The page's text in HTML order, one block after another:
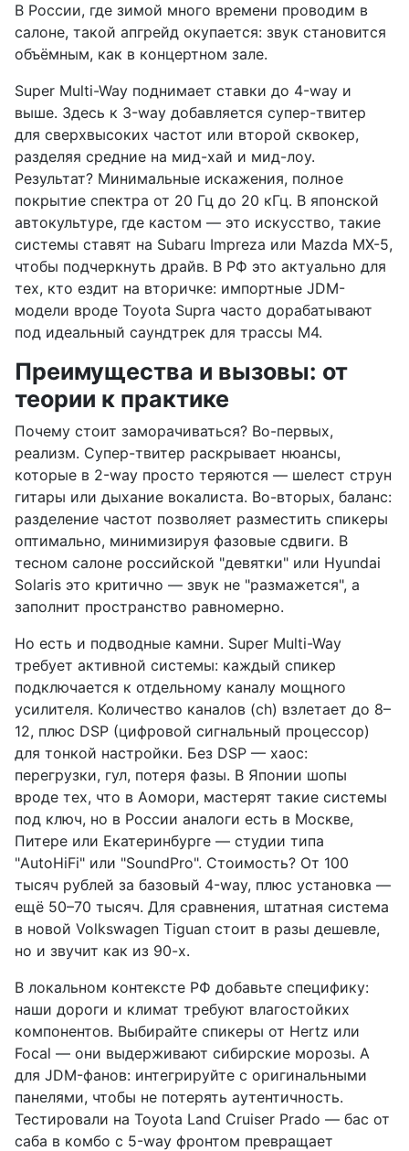
В России, где зимой много времени проводим в
салоне, такой апгрейд окупается: звук становится
объёмным, как в концертном зале.
Super Multi-Way поднимает ставки до 4-way и
выше. Здесь к 3-way добавляется супер-твитер
для сверхвысоких частот или второй сквокер,
разделяя средние на мид-хай и мид-лоу.
Результат? Минимальные искажения, полное
покрытие спектра от 20 Гц до 20 кГц. В японской
автокультуре, где кастом — это искусство, такие
системы ставят на Subaru Impreza или Mazda MX-5,
чтобы подчеркнуть драйв. В РФ это актуально для
тех, кто ездит на вторичке: импортные JDM-
модели вроде Toyota Supra часто дорабатывают
под идеальный саундтрек для трассы М4.
Преимущества и вызовы: от
теории к практике
Почему стоит заморачиваться? Во-первых,
реализм. Супер-твитер раскрывает нюансы,
которые в 2-way просто теряются — шелест струн
гитары или дыхание вокалиста. Во-вторых, баланс:
разделение частот позволяет разместить спикеры
оптимально, минимизируя фазовые сдвиги. В
тесном салоне российской "девятки" или Hyundai
Solaris это критично — звук не "размажется", а
заполнит пространство равномерно.
Но есть и подводные камни. Super Multi-Way
требует активной системы: каждый спикер
подключается к отдельному каналу мощного
усилителя. Количество каналов (ch) взлетает до 8–
12, плюс DSP (цифровой сигнальный процессор)
для тонкой настройки. Без DSP — хаос:
перегрузки, гул, потеря фазы. В Японии шопы
вроде тех, что в Аомори, мастерят такие системы
под ключ, но в России аналоги есть в Москве,
Питере или Екатеринбурге — студии типа
"AutoHiFi" или "SoundPro". Стоимость? От 100
тысяч рублей за базовый 4-way, плюс установка —
ещё 50–70 тысяч. Для сравнения, штатная система
в новой Volkswagen Tiguan стоит в разы дешевле,
но и звучит как из 90-х.
В локальном контексте РФ добавьте специфику:
наши дороги и климат требуют влагостойких
компонентов. Выбирайте спикеры от Hertz или
Focal — они выдерживают сибирские морозы. А
для JDM-фанов: интегрируйте с оригинальными
панелями, чтобы не потерять аутентичность.
Тестировали на Toyota Land Cruiser Prado — бас от
саба в комбо с 5-way фронтом превращает